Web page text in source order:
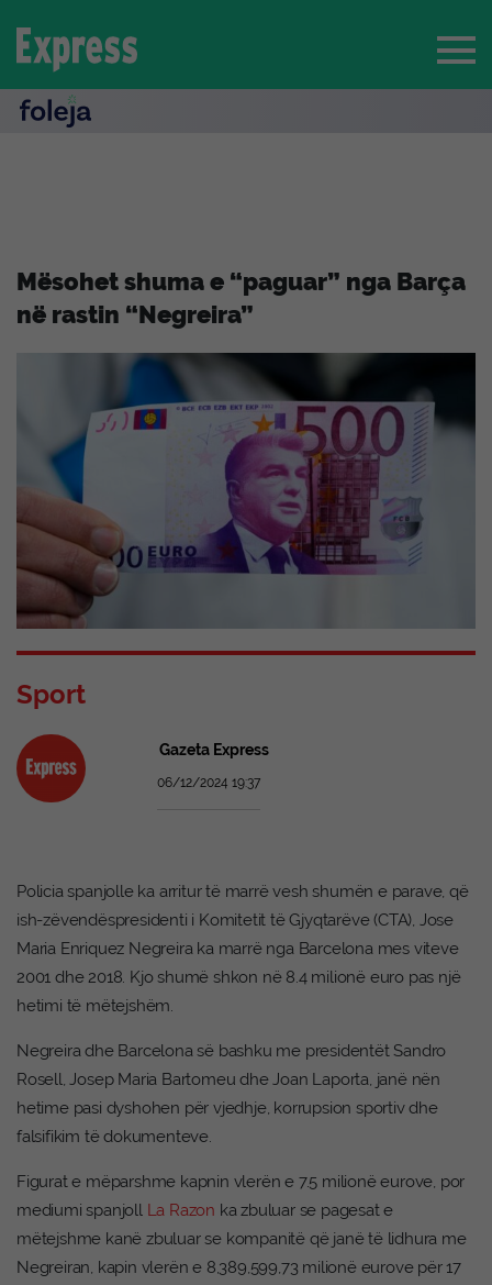
Mësohet shuma e “paguar” nga Barça
në rastin “Negreira”
Sport
Gazeta Express
06/12/2024 19:37
Policia spanjolle ka arritur të marrë vesh shumën e parave, që
ish-zëvendëspresidenti i Komitetit të Gjyqtarëve (CTA), Jose
Maria Enriquez Negreira ka marrë nga Barcelona mes viteve
2001 dhe 2018. Kjo shumë shkon në 8.4 milionë euro pas një
hetimi të mëtejshëm.
Negreira dhe Barcelona së bashku me presidentët Sandro
Rosell, Josep Maria Bartomeu dhe Joan Laporta, janë nën
hetime pasi dyshohen për vjedhje, korrupsion sportiv dhe
falsifikim të dokumenteve.
Figurat e mëparshme kapnin vlerën e 7.5 milionë eurove, por
mediumi spanjollLa Razon ka zbuluar se pagesat e
mëtejshme kanë zbuluar se kompanitë që janë të lidhura me
Negreiran, kapin vlerën e 8,389,599,73 milionë eurove për 17